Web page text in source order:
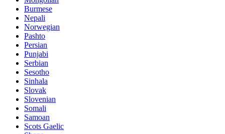
Burmese
Nepali
Norwegian
Pashto
Persian
Punjabi
Serbian
Sesotho
Sinhala
Slovak
Slovenian
Somali
Samoan
Scots Gaelic